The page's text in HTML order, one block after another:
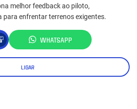
melhor feedback ao piloto,
enfrentar terrenos exigentes.
WHATSAPP
LIGAR